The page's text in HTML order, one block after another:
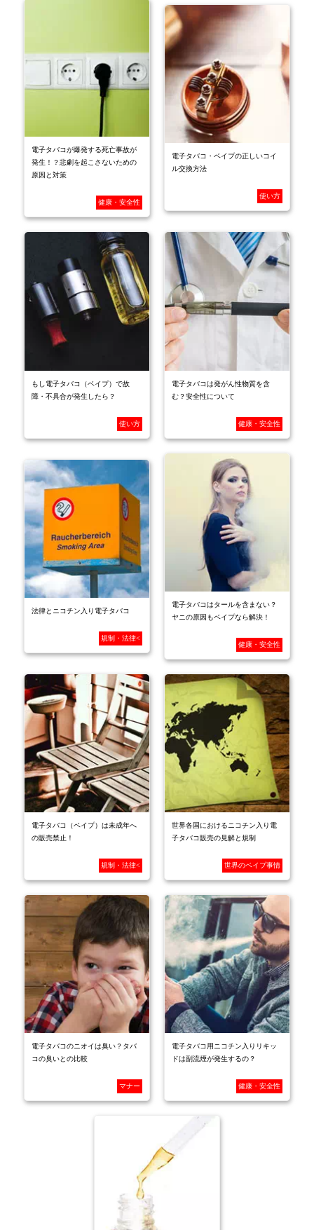
電子タバコが爆発する死亡事故が
発生！？悲劇を起こさないための
原因と対策
健康・安全性
電子タバコ・ベイプの正しいコイ
ル交換方法
使い方
もし電子タバコ（ベイプ）で故
障・不具合が発生したら？
使い方
電子タバコは発がん性物質を含
む？安全性について
健康・安全性
法律とニコチン入り電子タバコ
規制・法律<
電子タバコはタールを含まない？
ヤニの原因もベイプなら解決！
健康・安全性
電子タバコ（ベイプ）は未成年へ
の販売禁止！
規制・法律<
世界各国におけるニコチン入り電
子タバコ販売の見解と規制
世界のベイプ事情
電子タバコのニオイは臭い？タバ
コの臭いとの比較
マナー
電子タバコ用ニコチン入りリキッ
ドは副流煙が発生するの？
健康・安全性